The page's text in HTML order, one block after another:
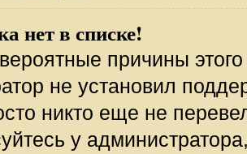
нет в списке!
причины этого
не установил
никто еще не
у